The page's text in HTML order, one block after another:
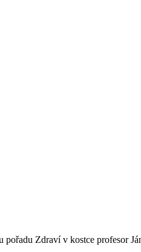
Zdraví v kostce profesor